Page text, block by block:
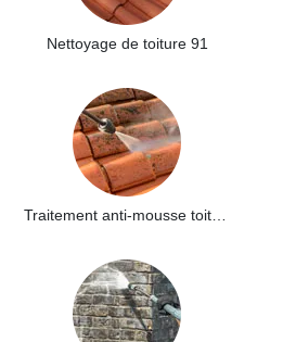
Nettoyage de toiture 91